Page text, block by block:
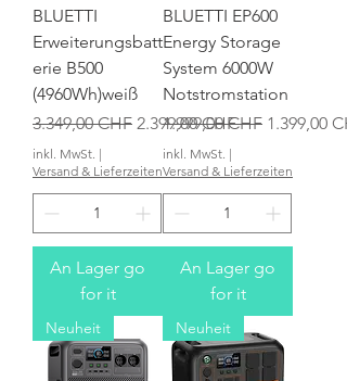
BLUETTI
Erweiterungsbatt
erie B500
(4960Wh)weiß
Standardpreis
3.349,00 CHF Sale-Preis
2.399,00 CHF
inkl. MwSt. |
Versand & Lieferzeiten
An Lager go
for it
BLUETTI EP600
Energy Storage
System 6000W
Notstromstation
Standardpreis
1.999,00 CHF Sale-Preis
1.399,00
inkl. MwSt. |
Versand & Lieferzeiten
An Lager go
for it
Neuheit Neuheit